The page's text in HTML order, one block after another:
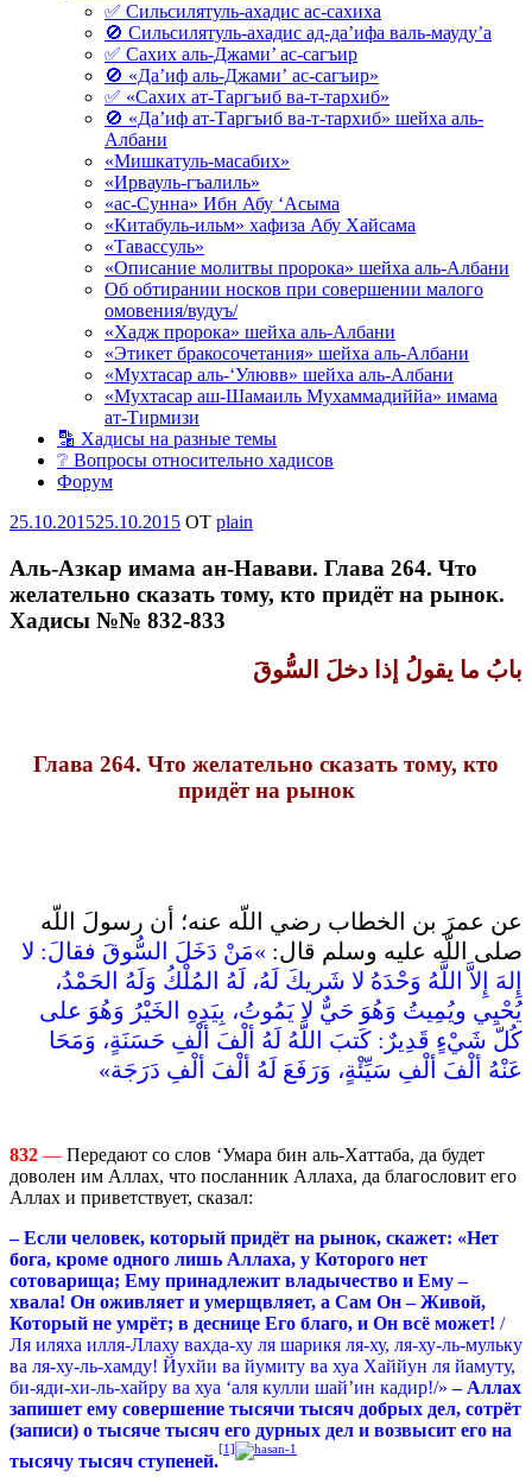
✅ Сильсилятуль-ахадис ас-сахиха
🚫 Сильсилятуль-ахадис ад-да’ифа валь-мауду’а
✅ Сахих аль-Джами’ ас-сагъир
🚫 «Да’иф аль-Джами’ ас-сагъир»
✅ «Сахих ат-Таргъиб ва-т-тархиб»
🚫 «Да’иф ат-Таргъиб ва-т-тархиб» шейха аль-
Албани
«Мишкатуль-масабих»
«Ирвауль-гъалиль»
«ас-Сунна» Ибн Абу ‘Асыма
«Китабуль-ильм» хафиза Абу Хайсама
«Тавассуль»
«Описание молитвы пророка» шейха аль-Албани
Об обтирании носков при совершении малого
омовения/вудуъ/
«Хадж пророка» шейха аль-Албани
«Этикет бракосочетания» шейха аль-Албани
«Мухтасар аль-‘Улювв» шейха аль-Албани
«Мухтасар аш-Шамаиль Мухаммадиййа» имама
ат-Тирмизи
🔡 Хадисы на разные темы
❔ Вопросы относительно хадисов
Форум
Опубликовано
25.10.201525.10.2015 OT plain
Аль-Азкар имама ан-Навави. Глава 264. Что
желательно сказать тому, кто придёт на рынок.
Хадисы №№ 832-833
بابُ ما يقولُ إذا دخلَ السُّوقَ
Глава 264. Что желательно сказать тому, кто
придёт на рынок
عن عمرَ بن الخطاب رضي اللّه عنه؛ أن رسولَ اللّه
صلى اللّه عليه وسلم قال‏: ‏ ‏»‏مَنْ دَخَلَ السُّوقَ فقالَ‏:‏ لا
إِلهَ إِلاَّ اللَّهُ وَحْدَهُ لا شَريكَ لَهُ، لَهُ المُلْكُ وَلَهُ الحَمْدُ،
يُحْيِي ويُمِيتُ وَهُوَ حَيٌّ لا يَمُوتُ، بِيَدِهِ الخَيْرُ وَهُوَ على
كُلّ شَيْءٍ قَدِيرٌ‏:‏ كَتبَ اللَّهُ لَهُ ألْفَ ألْفِ حَسَنَةٍ، وَمَحَا
عَنْهُ ألْفَ ألْفِ سَيِّئْةٍ، وَرَفَعَ لَهُ ألْفَ ألْفِ دَرَجَة‏»‏ ‏
832 — Передают со слов ‘Умара бин аль-Хаттаба, да будет
доволен им Аллах, что посланник Аллаха, да благословит его
Аллах и приветствует, сказал:
– Если человек, который придёт на рынок, скажет: «Нет
бога, кроме одного лишь Аллаха, у Которого нет
сотоварища; Ему принадлежит владычество и Ему –
хвала! Он оживляет и умерщвляет, а Сам Он – Живой,
Который не умрёт; в деснице Его благо, и Он всё может! /
Ля иляха илля-Ллаху вахда-ху ля шарикя ля-ху, ля-ху-ль-мульку
ва ля-ху-ль-хамду! Йухйи ва йумиту ва хуа Хаййун ля йамуту,
би-яди-хи-ль-хайру ва хуа ‘аля кулли шай’ин кадир!/» – Аллах
запишет ему совершение тысячи тысяч добрых дел, сотрёт
(записи) о тысяче тысяч его дурных дел и возвысит его на
тысячу тысяч ступеней.
[1]